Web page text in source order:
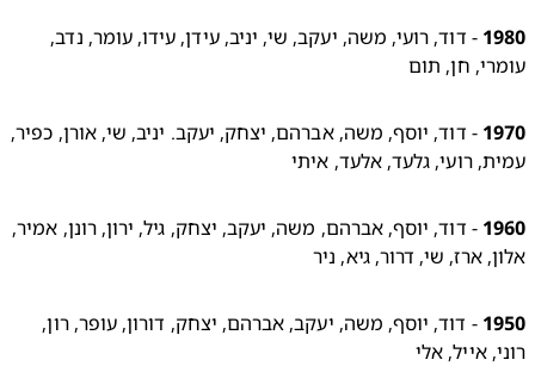
חן, תום
- דוד, יוסף, משה, אברהם, יצחק, יעקב. יניב, שי, אורן, כפיר,
רועי, גלעד, אלעד, איתי
- דוד, יוסף, אברהם, משה, יעקב, יצחק, גיל, ירון, רונן, אמיר,
ארז, שי, דרור, גיא, ניר
- דוד, יוסף, משה, יעקב, אברהם, יצחק, דורון, עופר, רון,
אייל, אלי